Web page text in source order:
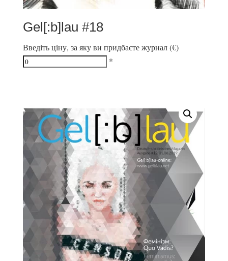
Gel[:b]lau #18
Введіть ціну, за яку ви придбаєте журнал (€)
*